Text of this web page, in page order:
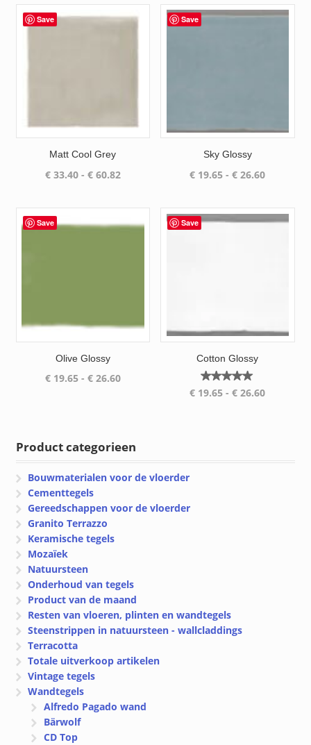
Save
Matt Cool Grey
€33.40 - €60.82Prijsklasse:
Save
Sky Glossy
€ 19.65 - € 26.60
€ 26.60
Save
Olive Glossy
€19.65 - €26.60Prijsklasse:
Save
Cotton Glossy
Gewaardeerd
5.00
€ 19.65 - € 26.60
Product categorieen
Bouwmaterialen voor de vloerder
Cementtegels
Gereedschappen voor de vloerder
Granito Terrazzo
Keramische tegels
Mozaïek
Natuursteen
Onderhoud van tegels
Product van de maand
Resten van vloeren, plinten en wandtegels
Steenstrippen in natuursteen - wallcladdings
Terracotta
Totale uitverkoop artikelen
Vintage tegels
Wandtegels
Alfredo Pagado wand
Bärwolf
CD Top